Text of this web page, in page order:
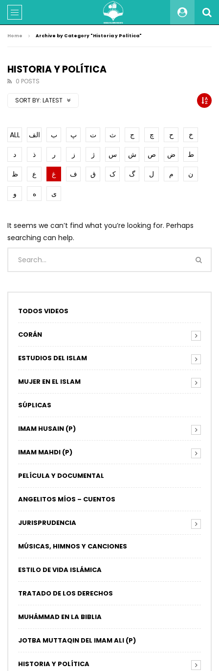
Home Archive by Category "Historia y Política"
HISTORIA Y POLÍTICA
0 POSTS
SORT BY: LATEST
ALL الف ب پ ت ث ج چ ح
خ
د
ذ ر ز ژ س ش ص ض
ط
ظ
ع غ ف ق ک گ ل م
ن
و
ه ی
It seems we can’t find what you’re looking for. Perhaps
searching can help.
TODOS VIDEOS
CORÁN
ESTUDIOS DEL ISLAM
MUJER EN EL ISLAM
SÚPLICAS
IMAM HUSAIN (P)
IMAM MAHDI (P)
PELÍCULA Y DOCUMENTAL
ANGELITOS MÍOS – CUENTOS
JURISPRUDENCIA
MÚSICAS, HIMNOS Y CANCIONES
ESTILO DE VIDA ISLÁMICA
TRATADO DE LOS DERECHOS
MUHÁMMAD EN LA BIBLIA
JOTBA MUTTAQIN DEL IMAM ALI (P)
HISTORIA Y POLÍTICA